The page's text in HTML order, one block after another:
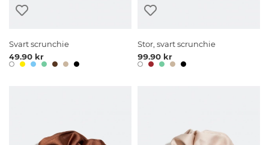
Svart scrunchie
49.90 kr
Stor, svart scrunchie
99.90 kr